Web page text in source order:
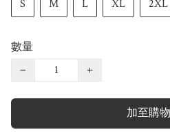
S
M L XL 2XL
數量
−
+
加至購